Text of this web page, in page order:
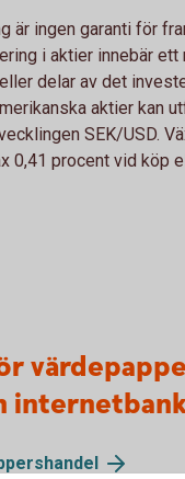
är ingen garanti för
i aktier innebär ett
delar av det
aktier kan
SEK/USD.
0,41 procent vid köp